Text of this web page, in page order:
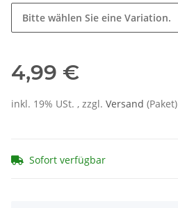
Bitte wählen Sie eine Variation.
4,99 €
inkl. 19% USt. , zzgl. Versand (Paket)
Sofort verfügbar